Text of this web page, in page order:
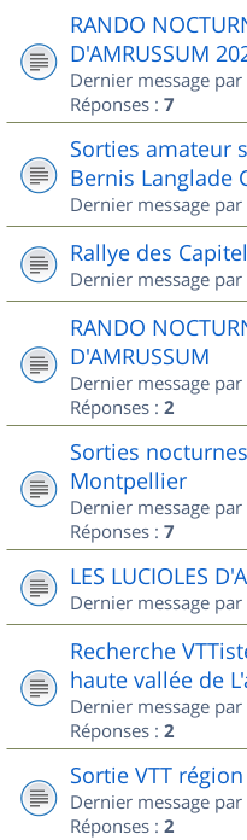
RANDO
D'AMRUSSUM
Dernier message par
Réponses : 7
Sorties amateur
Bernis Langlade
Dernier message par
Rallye des
Dernier message par
RANDO
D'AMRUSSUM
Dernier message par
Réponses : 2
Sorties
Montpellier
Dernier message par
Réponses : 7
LES LUCIOLES
Dernier message par
Recherche
haute vallée de
Dernier message par
Réponses : 2
Sortie VTT
Dernier message par
Réponses : 2